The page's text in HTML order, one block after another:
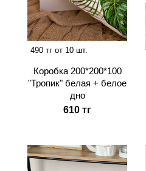
490 тг от 10 шт.
Коробка 200*200*100
"Тропик" белая + белое
дно
610 тг